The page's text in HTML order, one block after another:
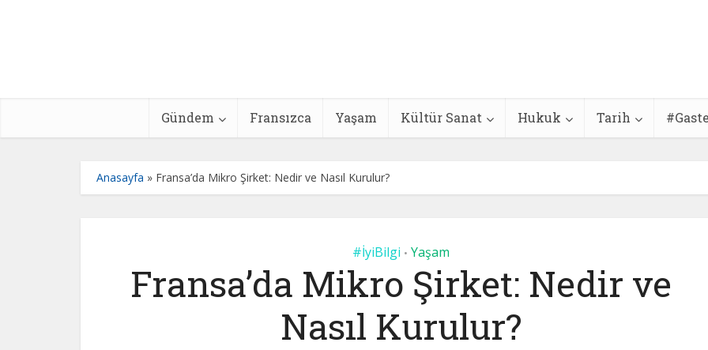
Gündem Fransızca Yaşam Kültür Sanat Hukuk Tarih
Anasayfa » Fransa’da Mikro Şirket: Nedir ve Nasıl Kurulur?
#İyiBilgi • Yaşam
Fransa’da Mikro Şirket: Nedir ve
Nasıl Kurulur?